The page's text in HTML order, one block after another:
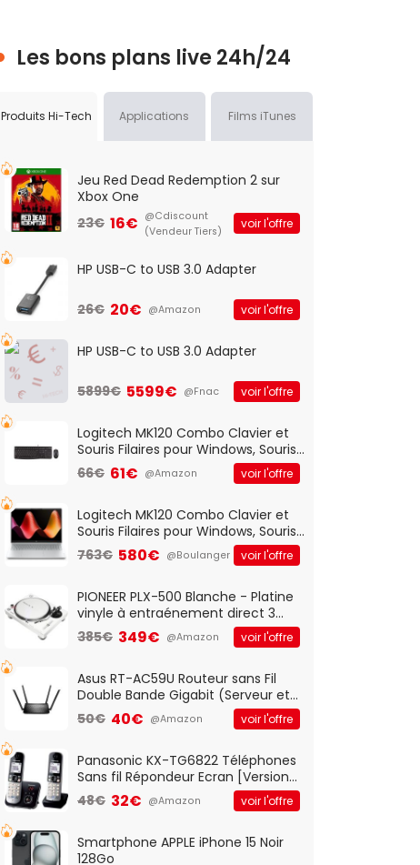
Les bons plans live 24h/24
Produits Hi-Tech Applications Films iTunes
Jeu Red Dead Redemption 2 sur
Xbox One
23€ 16€ @Cdiscount
(Vendeur Tiers)
voir l'offre
HP USB-C to USB 3.0 Adapter
26€ 20€ @Amazon voir l'offre
HP USB-C to USB 3.0 Adapter
5899€ 5599€ @Fnac voir l'offre
Logitech MK120 Combo Clavier et
Souris Filaires pour Windows, Souris
Optique Filaire, Connexion USB Plug
And Play, Confortable, Taille
QWERTY UK - Noir
66€ 61€ @Amazon voir l'offre
Logitech MK120 Combo Clavier et
Souris Filaires pour Windows, Souris
Optique Filaire, Connexion USB Plug
And Play, Confortable, Taille
QWERTY UK - Noir
763€ 580€ @Boulanger voir l'offre
PIONEER PLX-500 Blanche - Platine
vinyle à entraénement direct 3
vitesses (33-45-78 trs/min) avec
pre-ampli intégré et port USB
385€ 349€ @Amazon voir l'offre
Asus RT-AC59U Routeur sans Fil
Double Bande Gigabit (Serveur et
Client VPN, Triple Vlan, Mode Point
d'accès et Bridge, contrôle
50€ 40€ @Amazon voir l'offre
Panasonic KX-TG6822 Téléphones
Sans fil Répondeur Ecran [Version
Française]
48€ 32€ @Amazon voir l'offre
Smartphone APPLE iPhone 15 Noir
128Go